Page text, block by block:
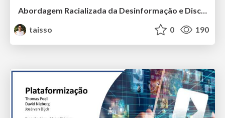
Abordagem Racializada da Desinformação e Discurso de Ódio: um relato de experiência a partir de oficina do Programa Agentes de Governo Aberto
taisso
0 190